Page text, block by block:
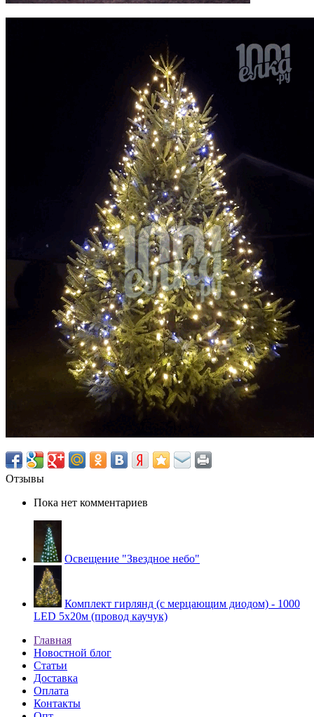
Отзывы
Пока нет комментариев
Освещение "Звездное небо"
Комплект гирлянд (с мерцающим диодом) - 1000
LED 5x20м (провод каучук)
Главная
Новостной блог
Статьи
Доставка
Оплата
Контакты